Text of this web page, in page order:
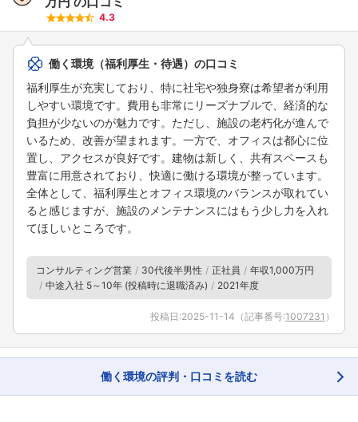
4.3
働く環境（福利厚生・待遇）の口コミ
福利厚生が充実しており、特に社宅や独身寮は希望者が利用
しやすい環境です。費用も非常にリーズナブルで、経済的な
負担が少ないのが魅力です。ただし、施設の老朽化が進んで
いるため、改善が望まれます。一方で、オフィスは都心に位
置し、アクセスが良好です。建物は新しく、共有スペースも
豊富に用意されており、快適に働ける環境が整っています。
全体として、福利厚生とオフィス環境のバランスが取れてい
ると感じますが、施設のメンテナンスにはもう少し力を入れ
てほしいところです。
コンサルティング営業 30代後半男性 正社員
年収1,000万円
中途入社 5～10年 (投稿時に退職済み)
2021年度
投稿日:2025-11-14 （記事番号:1007231 ）
働く環境の評判・口コミを読む